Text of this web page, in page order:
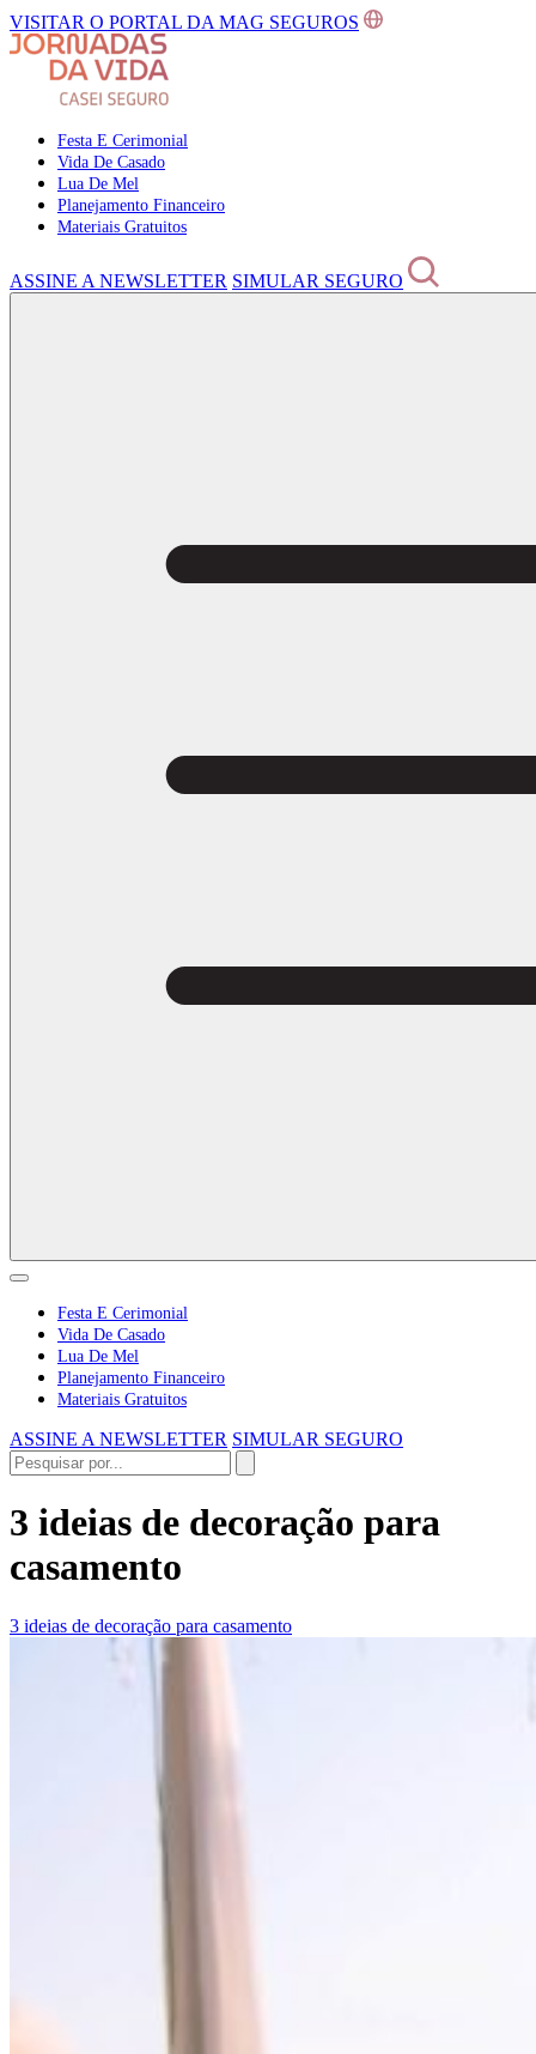
VISITAR O PORTAL DA MAG SEGUROS
Festa E Cerimonial
Vida De Casado
Lua De Mel
Planejamento Financeiro
Materiais Gratuitos
ASSINE A NEWSLETTER SIMULAR SEGURO
Festa E Cerimonial
Vida De Casado
Lua De Mel
Planejamento Financeiro
Materiais Gratuitos
ASSINE A NEWSLETTER SIMULAR SEGURO
3 ideias de decoração para
casamento
3 ideias de decoração para casamento